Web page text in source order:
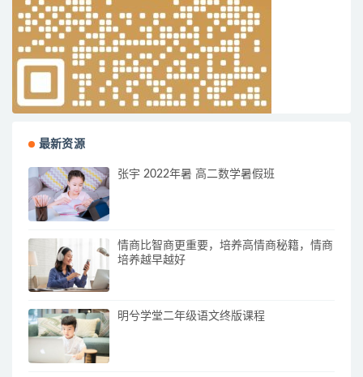
最新资源
张宇 2022年暑 高二数学暑假班
情商比智商更重要，培养高情商秘籍，情商
培养越早越好
明兮学堂二年级语文终版课程